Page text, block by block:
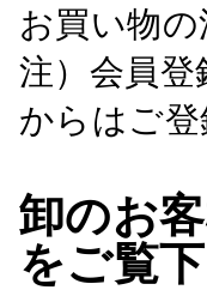
お買い物
注）会員
からはご登
卸のお
をご覧下